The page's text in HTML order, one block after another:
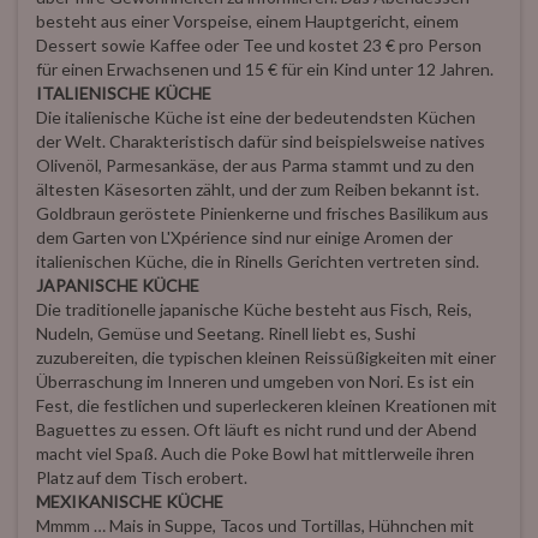
besteht aus einer Vorspeise, einem Hauptgericht, einem
Dessert sowie Kaffee oder Tee und kostet 23 € pro Person
für einen Erwachsenen und 15 € für ein Kind unter 12 Jahren.
ITALIENISCHE KÜCHE
Die italienische Küche ist eine der bedeutendsten Küchen
der Welt. Charakteristisch dafür sind beispielsweise natives
Olivenöl, Parmesankäse, der aus Parma stammt und zu den
ältesten Käsesorten zählt, und der zum Reiben bekannt ist.
Goldbraun geröstete Pinienkerne und frisches Basilikum aus
dem Garten von L'Xpérience sind nur einige Aromen der
italienischen Küche, die in Rinells Gerichten vertreten sind.
JAPANISCHE KÜCHE
Die traditionelle japanische Küche besteht aus Fisch, Reis,
Nudeln, Gemüse und Seetang. Rinell liebt es, Sushi
zuzubereiten, die typischen kleinen Reissüßigkeiten mit einer
Überraschung im Inneren und umgeben von Nori. Es ist ein
Fest, die festlichen und superleckeren kleinen Kreationen mit
Baguettes zu essen. Oft läuft es nicht rund und der Abend
macht viel Spaß. Auch die Poke Bowl hat mittlerweile ihren
Platz auf dem Tisch erobert.
MEXIKANISCHE KÜCHE
Mmmm … Mais in Suppe, Tacos und Tortillas, Hühnchen mit